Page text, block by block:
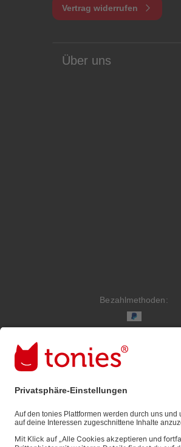
Vertrag widerrufen
Über uns
Bezahlmethoden:
© 2026 tonies GmbH